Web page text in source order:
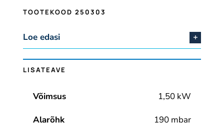
TOOTEKOOD 250303
Loe edasi
LISATEAVE
Võimsus 1,50 kW
Alarõhk 190 mbar